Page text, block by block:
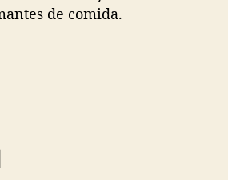
i
de comida.